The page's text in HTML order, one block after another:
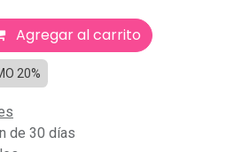
Agregar al carrito
20%
de 30 días